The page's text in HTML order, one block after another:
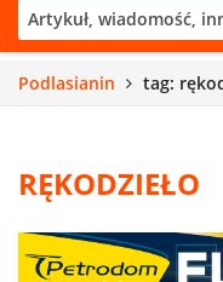
Podlasianin tag:
RĘKODZIEŁO